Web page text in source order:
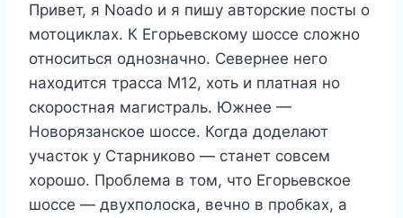
Привет, я Noado и я пишу авторские посты о
мотоциклах. К Егорьевскому шоссе сложно
относиться однозначно. Севернее него
находится трасса М12, хоть и платная но
скоростная магистраль. Южнее —
Новорязанское шоссе. Когда доделают
участок у Старниково — станет совсем
хорошо. Проблема в том, что Егорьевское
шоссе — двухполоска, вечно в пробках, а